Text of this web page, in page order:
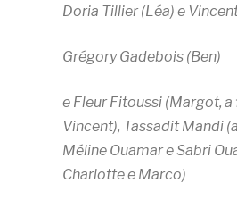
Doria Tillier (Léa) e
Grégory Gadebois (Ben)
e Fleur Fitoussi (Margot, a
Vincent), Tassadit Mandi
Méline Ouamar e Sabri
Charlotte e Marco)